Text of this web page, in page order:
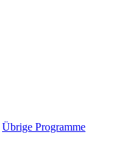
Übrige Programme